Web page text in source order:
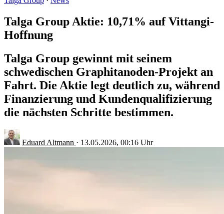
Talga Group Aktie: 10,71% auf Vittangi-
Hoffnung
Talga Group gewinnt mit seinem
schwedischen Graphitanoden-Projekt an
Fahrt. Die Aktie legt deutlich zu, während
Finanzierung und Kundenqualifizierung
die nächsten Schritte bestimmen.
Eduard Altmann · 13.05.2026, 00:16 Uhr